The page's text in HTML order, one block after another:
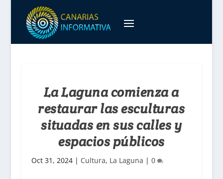
La Laguna comienza a
restaurar las esculturas
situadas en sus calles y
espacios públicos
Oct 31, 2024| Cultura, La Laguna | 0